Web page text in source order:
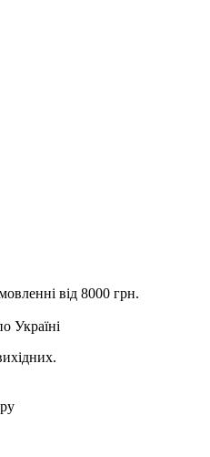
від 8000 грн.
Україні